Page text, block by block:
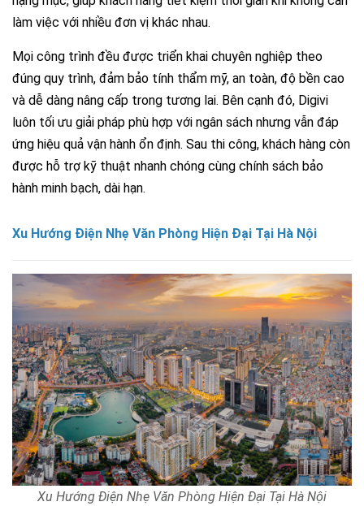
làm việc với nhiều đơn vị khác nhau.
Mọi công trình đều được triển khai chuyên nghiệp theo
đúng quy trình, đảm bảo tính thẩm mỹ, an toàn, độ bền cao
và dễ dàng nâng cấp trong tương lai. Bên cạnh đó, Digivi
luôn tối ưu giải pháp phù hợp với ngân sách nhưng vẫn đáp
ứng hiệu quả vận hành ổn định. Sau thi công, khách hàng còn
được hỗ trợ kỹ thuật nhanh chóng cùng chính sách bảo
hành minh bạch, dài hạn.
Xu Hướng Điện Nhẹ Văn Phòng Hiện Đại Tại Hà Nội
Xu Hướng Điện Nhẹ Văn Phòng Hiện Đại Tại Hà Nội